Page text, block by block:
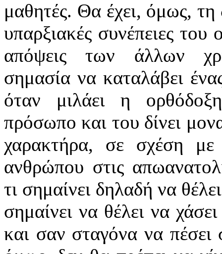
μαθητές. Θα έχει, όμως, τη
υπαρξιακές συνέπειες του
απόψεις των άλλων
σημασία να καταλάβει
όταν μιλάει η
πρόσωπο και του δίνει
χαρακτήρα, σε σχέση
ανθρώπου στις
τι σημαίνει δηλαδή να
σημαίνει να θέλει να
και σαν σταγόνα να